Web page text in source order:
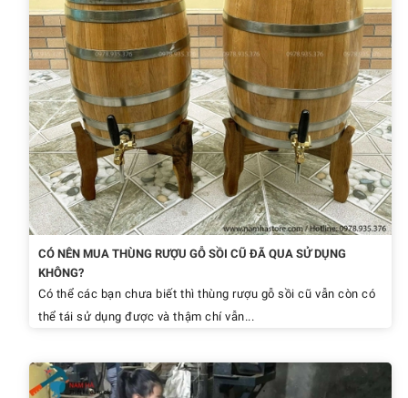
CÓ NÊN MUA THÙNG RƯỢU GỖ SỒI CŨ ĐÃ QUA SỬ DỤNG
KHÔNG?
Có thể các bạn chưa biết thì thùng rượu gỗ sồi cũ vẫn còn có
thể tái sử dụng được và thậm chí vẫn...